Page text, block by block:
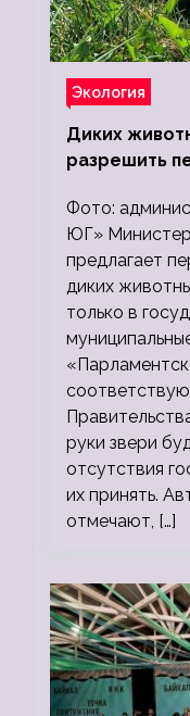
Экология
Диких
разрешить
Фото:
ЮГ»
предлагает
диких
только в
руки звери
отсутствия
их принять.
отмечают, […]